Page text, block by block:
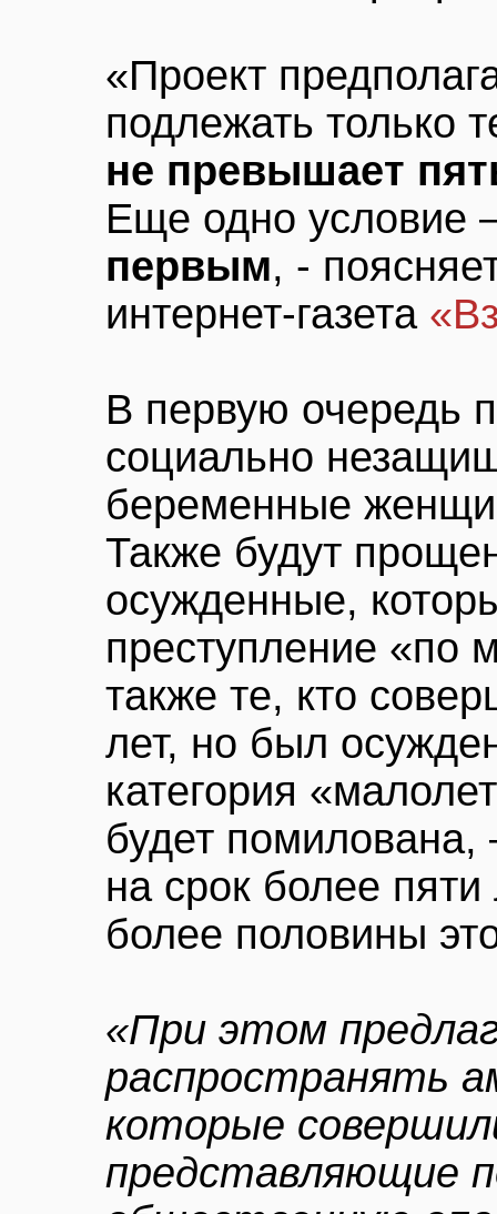
«Проект
подлежать только
не превышает
Еще одно условие
первым, -
интернет-газета
В первую очередь
социально
беременные
Также будут
осужденные,
преступление «по
также те, кто
лет, но был
категория
будет помилована,
на срок более
более половины
«При этом
распространять
которые
представляющие